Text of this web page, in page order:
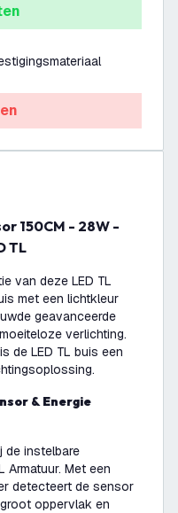
TL
van deze LED TL
met een lichtkleur
geavanceerde
verlichting.
de LED TL buis een
de instelbare
Armatuur. Met een
detecteert de sensor
oppervlak en